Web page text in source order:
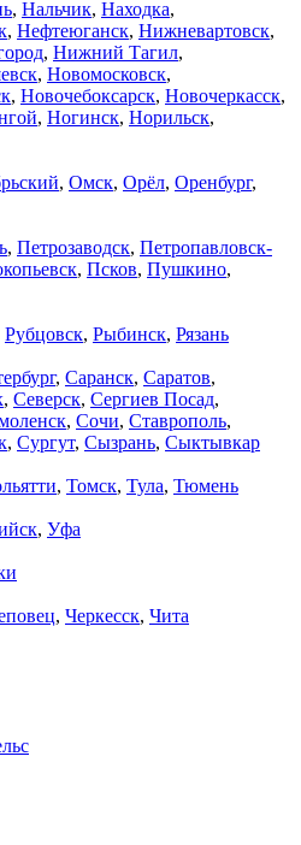
, Нальчик, Находка,
, Нефтеюганск, Нижневартовск,
, Нижний Тагил,
, Новомосковск,
, Новочебоксарск, Новочеркасск,
, Ногинск, Норильск,
, Омск, Орёл, Оренбург,
, Петрозаводск, Петропавловск-
, Псков, Пушкино,
Рубцовск, Рыбинск, Рязань
, Саранск, Саратов,
, Северск, Сергиев Посад,
, Сочи, Ставрополь,
, Сургут, Сызрань, Сыктывкар
, Томск, Тула, Тюмень
, Уфа
, Черкесск, Чита